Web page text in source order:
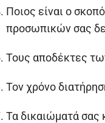
Ποιος είναι ο
προσωπικών σας
Τους αποδέκτες
Τον χρόνο
Τα δικαιώματά σας